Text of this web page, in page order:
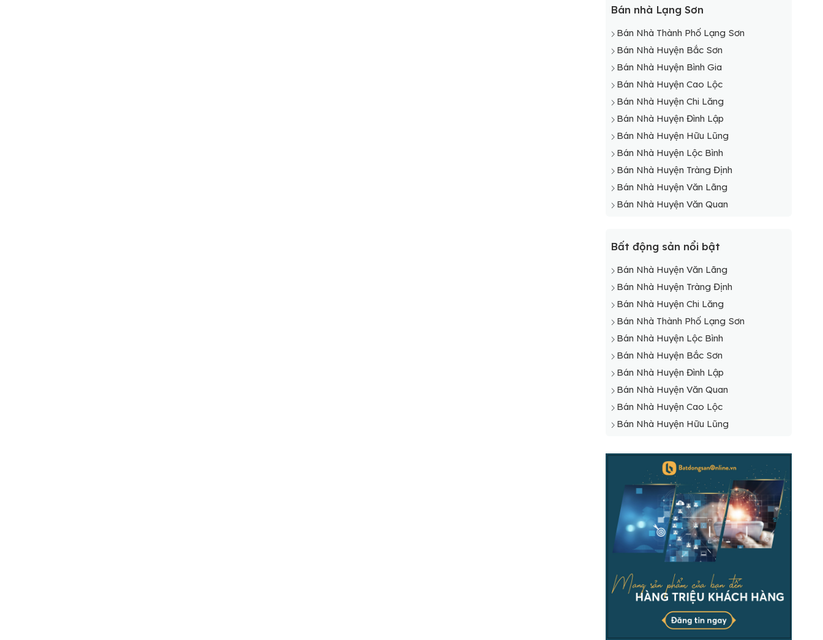
Bán Nhà Xã Vĩnh Yên
Bán nhà Lạng Sơn
Bán Nhà Thành Phố Lạng Sơn
Bán Nhà Huyện Bắc Sơn
Bán Nhà Huyện Bình Gia
Bán Nhà Huyện Cao Lộc
Bán Nhà Huyện Chi Lăng
Bán Nhà Huyện Đình Lập
Bán Nhà Huyện Hữu Lũng
Bán Nhà Huyện Lộc Bình
Bán Nhà Huyện Tràng Định
Bán Nhà Huyện Văn Lãng
Bán Nhà Huyện Văn Quan
Bất động sản nổi bật
Bán Nhà Huyện Văn Lãng
Bán Nhà Huyện Tràng Định
Bán Nhà Huyện Chi Lăng
Bán Nhà Thành Phố Lạng Sơn
Bán Nhà Huyện Lộc Bình
Bán Nhà Huyện Bắc Sơn
Bán Nhà Huyện Đình Lập
Bán Nhà Huyện Văn Quan
Bán Nhà Huyện Cao Lộc
Bán Nhà Huyện Hữu Lũng